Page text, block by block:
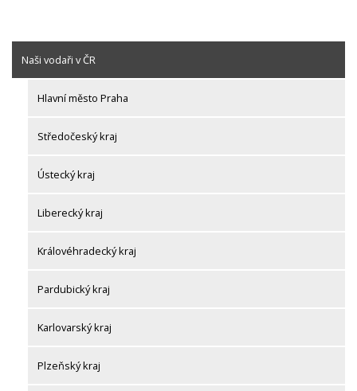
Naši vodaři v ČR
Hlavní město Praha
Středočeský kraj
Ústecký kraj
Liberecký kraj
Královéhradecký kraj
Pardubický kraj
Karlovarský kraj
Plzeňský kraj